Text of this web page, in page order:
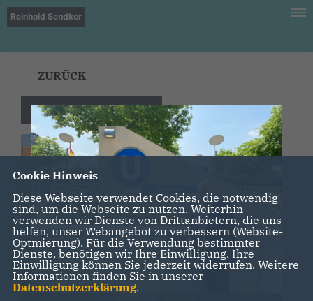
Reinhold Sendker
ZURÜCK
Gespräch mit mobim
Cookie Hinweis
Diese Webseite verwendet Cookies, die notwendig
sind, um die Webseite zu nutzen. Weiterhin
verwenden wir Dienste von Drittanbietern, die uns
helfen, unser Webangebot zu verbessern (Website-
Optmierung). Für die Verwendung bestimmter
Dienste, benötigen wir Ihre Einwilligung. Ihre
Einwilligung können Sie jederzeit widerrufen. Weitere
Informationen finden Sie in unserer
Datenschutzerklärung.